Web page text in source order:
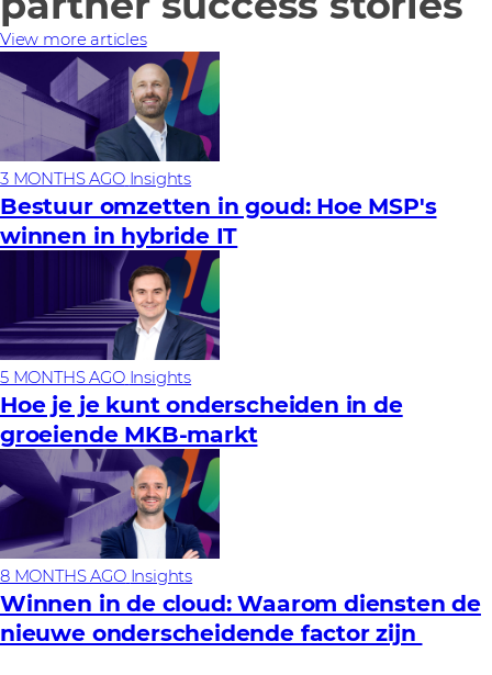
View more articles
3 MONTHS AGO Insights
Bestuur omzetten in goud: Hoe MSP's
winnen in hybride IT
5 MONTHS AGO Insights
Hoe je je kunt onderscheiden in de
groeiende MKB-markt
8 MONTHS AGO Insights
Winnen in de cloud: Waarom diensten de
nieuwe onderscheidende factor zijn